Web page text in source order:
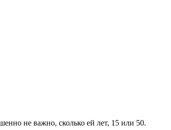
не важно, сколько ей лет, 15 или 50.